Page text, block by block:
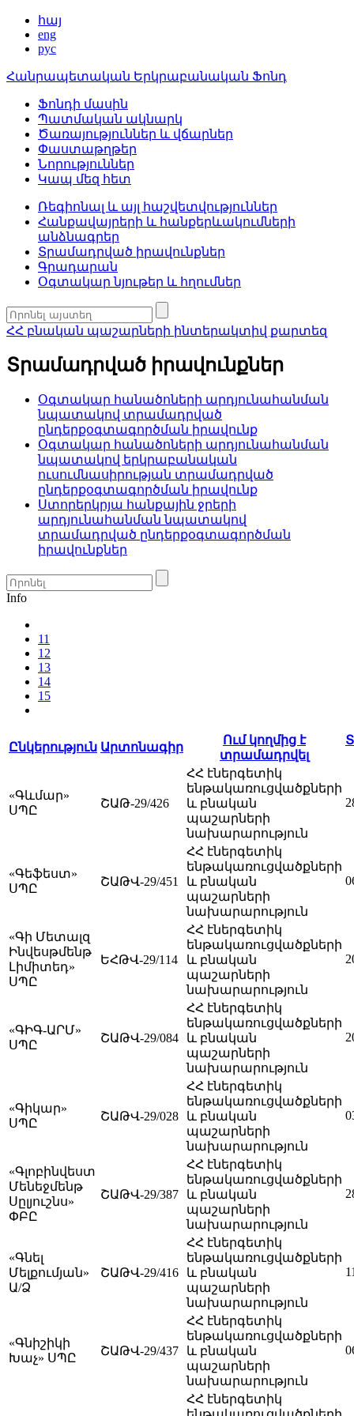
հայ
eng
рус
Հանրապետական Երկրաբանական Ֆոնդ
Ֆոնդի մասին
Պատմական ակնարկ
Ծառայություններ և վճարներ
Փաստաթղթեր
Նորություններ
Կապ մեզ հետ
Ռեգիոնալ և այլ հաշվետվություններ
Հանքավայրերի և հանքերևակումների
անձնագրեր
Տրամադրված իրավունքներ
Գրադարան
Օգտակար նյութեր և հղումներ
ՀՀ բնական պաշարների ինտերակտիվ քարտեզ
Տրամադրված իրավունքներ
Օգտակար հանածոների արդյունահանման
նպատակով տրամադրված
ընդերքօգտագործման իրավունք
Օգտակար հանածոների արդյունահանման
նպատակով երկրաբանական
ուսումնասիրության տրամադրված
ընդերքօգտագործման իրավունք
Ստորերկրյա հանքային ջրերի
արդյունահանման նպատակով
տրամադրված ընդերքօգտագործման
իրավունքներ
Info
11
12
13
14
15
Ընկերություն Արտոնագիր
Ում կողմից է
տրամադրվել
«Գևմար»
ՍՊԸ
ՇԱԹ-29/426
ՀՀ էներգետիկ
ենթակառուցվածքների
և բնական
պաշարների
նախարարություն
«Գեֆեստ»
ՍՊԸ
ՇԱԹՎ-29/451
ՀՀ էներգետիկ
ենթակառուցվածքների
և բնական
պաշարների
նախարարություն
«Գի Մետալզ
Ինվեսթմենթ
Լիմիտեդ»
ՍՊԸ
ԵՀԹՎ-29/114
ՀՀ էներգետիկ
ենթակառուցվածքների
և բնական
պաշարների
նախարարություն
«ԳԻԳ-ԱՐՄ»
ՍՊԸ
ՇԱԹՎ-29/084
ՀՀ էներգետիկ
ենթակառուցվածքների
և բնական
պաշարների
նախարարություն
«Գիկար»
ՍՊԸ
ՇԱԹՎ-29/028
ՀՀ էներգետիկ
ենթակառուցվածքների
և բնական
պաշարների
նախարարություն
«Գլոբինվեստ
Մենեջմենթ
Սըլյուշնս»
ՓԲԸ
ՇԱԹՎ-29/387
ՀՀ էներգետիկ
ենթակառուցվածքների
և բնական
պաշարների
նախարարություն
«Գնել
Մելքումյան»
Ա/Ձ
ՇԱԹՎ-29/416
ՀՀ էներգետիկ
ենթակառուցվածքների
և բնական
պաշարների
նախարարություն
«Գնիշիկի
Խաչ» ՍՊԸ
ՇԱԹՎ-29/437
ՀՀ էներգետիկ
ենթակառուցվածքների
և բնական
պաշարների
նախարարություն
ՀՀ էներգետիկ